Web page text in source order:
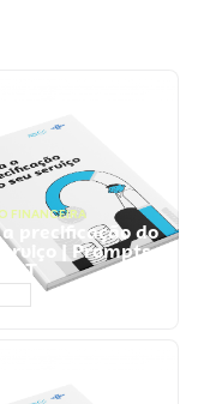
FINANCEIRA
a precificação do
| Prompts